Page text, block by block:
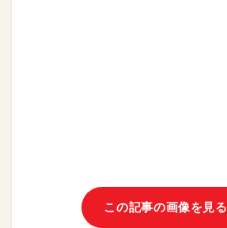
この記事の画像を見る